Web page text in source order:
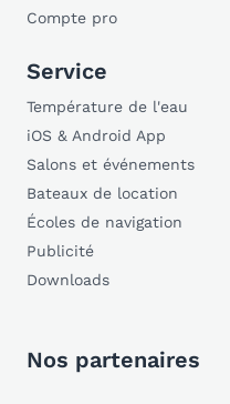
Compte pro
Service
Température de l'eau
iOS & Android App
Salons et événements
Bateaux de location
Écoles de navigation
Publicité
Downloads
Nos partenaires